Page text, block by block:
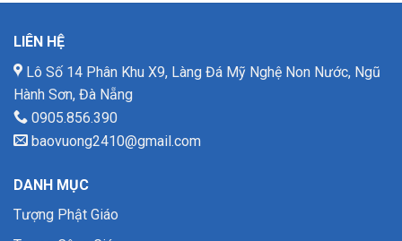
LIÊN HỆ
Lô Số 14 Phân Khu X9, Làng Đá Mỹ Nghệ Non Nước, Ngũ
Hành Sơn, Đà Nẵng
0905.856.390
baovuong2410@gmail.com
DANH MỤC
Tượng Phật Giáo